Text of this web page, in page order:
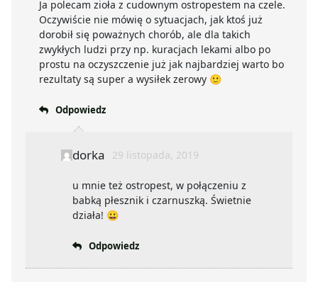
Ja polecam zioła z cudownym ostropestem na czele.
Oczywiście nie mówię o sytuacjach, jak ktoś już
dorobił się poważnych chorób, ale dla takich
zwykłych ludzi przy np. kuracjach lekami albo po
prostu na oczyszczenie już jak najbardziej warto bo
rezultaty są super a wysiłek zerowy 🙂
Odpowiedz
dorka 29 listopada, 2019
u mnie też ostropest, w połączeniu z
babką płesznik i czarnuszką. Świetnie
działa! 😀
Odpowiedz